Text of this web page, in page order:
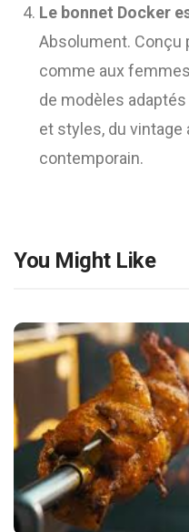
Le bonnet Docker
Absolument. Conçu
comme aux
de modèles
et styles, du vintage
contemporain.
You Might Like